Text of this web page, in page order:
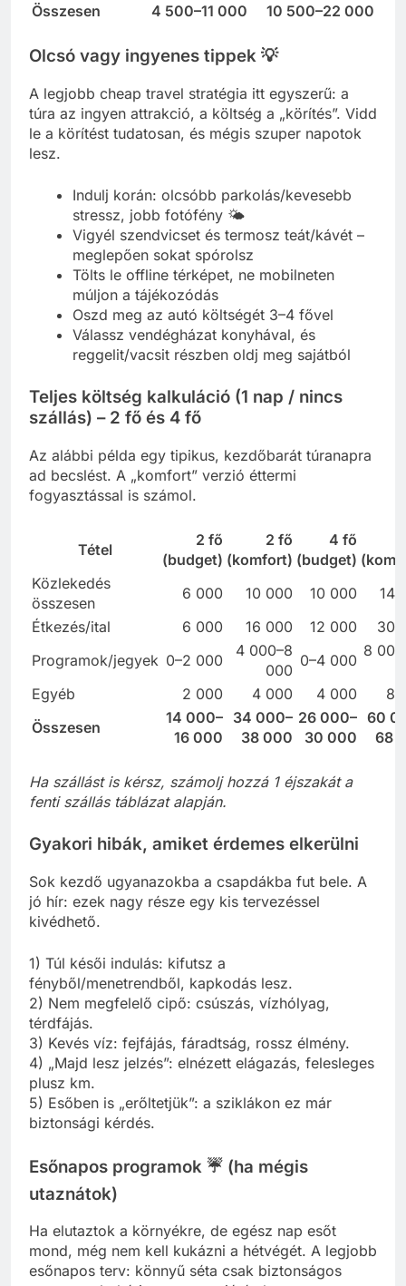
Összesen
4 500–11 000 10 500–22 000
Olcsó vagy ingyenes tippek 💡
A legjobb cheap travel stratégia itt egyszerű: a
túra az ingyen attrakció, a költség a „körítés”. Vidd
le a körítést tudatosan, és mégis szuper napotok
lesz.
Indulj korán: olcsóbb parkolás/kevesebb
stressz, jobb fotófény 🌤️
Vigyél szendvicset és termosz teát/kávét –
meglepően sokat spórolsz
Tölts le offline térképet, ne mobilneten
múljon a tájékozódás
Oszd meg az autó költségét 3–4 fővel
Válassz vendégházat konyhával, és
reggelit/vacsit részben oldj meg sajátból
Teljes költség kalkuláció (1 nap / nincs
szállás) – 2 fő és 4 fő
Az alábbi példa egy tipikus, kezdőbarát túranapra
ad becslést. A „komfort” verzió éttermi
fogyasztással is számol.
Tétel
2 fő
(budget)
2 fő
(komfort)
4 fő
(budget)
Közlekedés
összesen
6 000 10 000 10 000
14
Étkezés/ital
6 000 16 000 12 000
30
Programok/jegyek 0–2 000
4 000–8
000
0–4 000
8
Egyéb
2 000 4 000 4 000
8
Összesen
14 000–
16 000
34 000–
38 000
26 000–
30 000
60
68
Ha szállást is kérsz, számolj hozzá 1 éjszakát a
fenti szállás táblázat alapján.
Gyakori hibák, amiket érdemes elkerülni
Sok kezdő ugyanazokba a csapdákba fut bele. A
jó hír: ezek nagy része egy kis tervezéssel
kivédhető.
1) Túl késői indulás: kifutsz a
fényből/menetrendből, kapkodás lesz.
2) Nem megfelelő cipő: csúszás, vízhólyag,
térdfájás.
3) Kevés víz: fejfájás, fáradtság, rossz élmény.
4) „Majd lesz jelzés”: elnézett elágazás, felesleges
plusz km.
5) Esőben is „erőltetjük”: a sziklákon ez már
biztonsági kérdés.
Esőnapos programok ☔ (ha mégis
utaznátok)
Ha elutaztok a környékre, de egész nap esőt
mond, még nem kell kukázni a hétvégét. A legjobb
esőnapos terv: könnyű séta csak biztonságos